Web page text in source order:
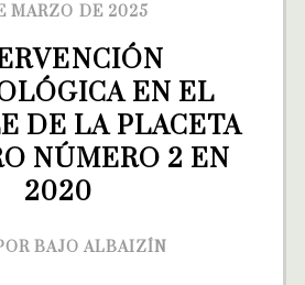
MARZO DE 2025
EN EL
DE LA PLACETA
NÚMERO 2 EN
2020
BAJO ALBAIZÍN